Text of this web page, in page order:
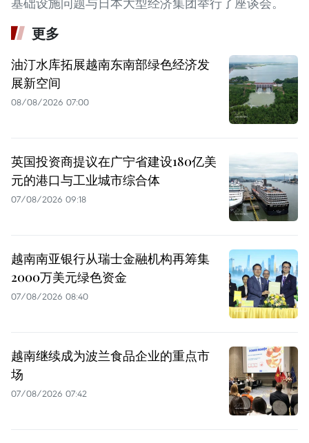
更多
油汀水库拓展越南东南部绿色经济发
展新空间
08/08/2026 07:00
英国投资商提议在广宁省建设180亿美
元的港口与工业城市综合体
07/08/2026 09:18
越南南亚银行从瑞士金融机构再筹集
2000万美元绿色资金
07/08/2026 08:40
越南继续成为波兰食品企业的重点市
场
07/08/2026 07:42